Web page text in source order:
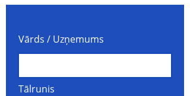
Vārds / Uzņemums
Tālrunis